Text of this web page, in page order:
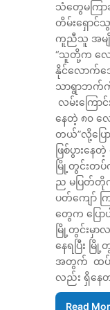
သံတွေမကြ
တိမ်းရှောင်သွ
ကူညီသူ အမျို
“သူတို့က လေ
နိုင်လောက်
သာရွာဘက်ကို
လမ်းကြေ
နေတဲ့ ၈၀
တယ်”လို့ပြ
ဖြစ်ပွားန
မြို့တွင်းတ
ည မပြတ်တို
ပတ်ကျော် က
တွေက ပြော
မြို့တွင်းမှ
နေရပြီး မ
အတွက် ထပ်မံ
လည်း ရှိနေ
Read